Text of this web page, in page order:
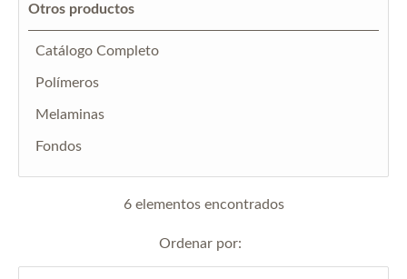
Otros productos
Catálogo Completo
Polímeros
Melaminas
Fondos
6 elementos encontrados
Ordenar por: